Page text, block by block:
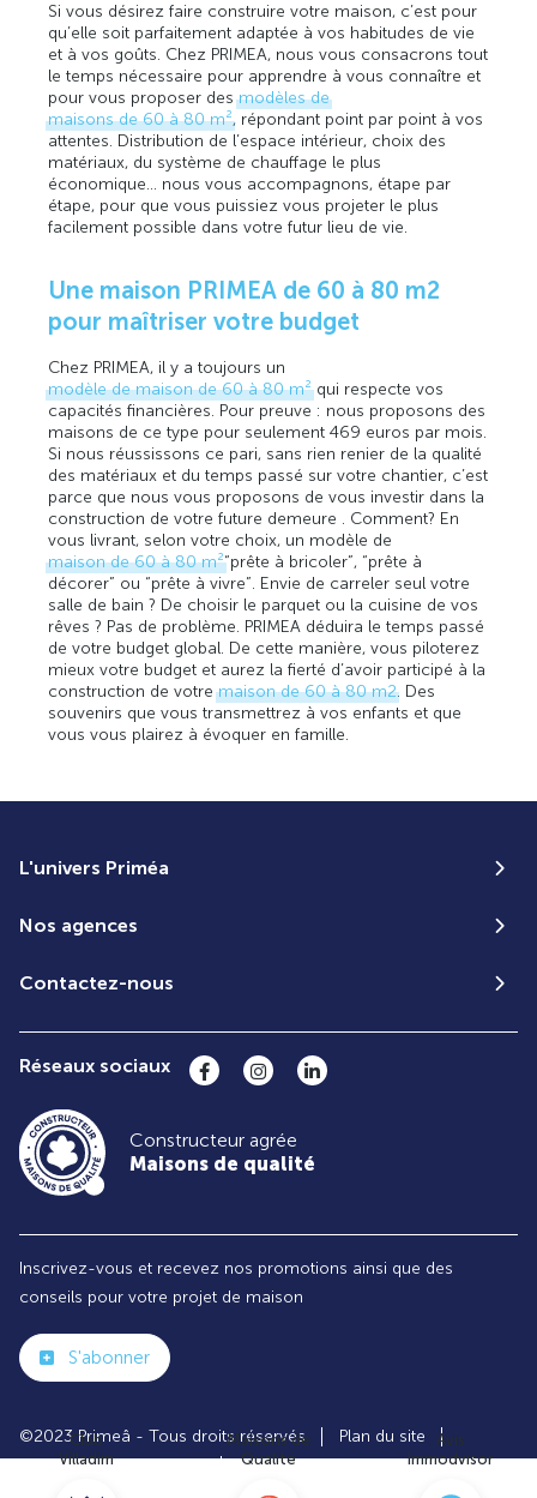
Club
Villadim
Maisons de
Qualité
Avis
Immodvisor
Si vous désirez faire construire votre maison, c’est pour
qu’elle soit parfaitement adaptée à vos habitudes de vie
et à vos goûts. Chez PRIMEA, nous vous consacrons tout
le temps nécessaire pour apprendre à vous connaître et
pour vous proposer desmodèles de
maisons de 60 à 80 m², répondant point par point à vos
attentes. Distribution de l’espace intérieur, choix des
matériaux, du système de chauffage le plus
économique… nous vous accompagnons, étape par
étape, pour que vous puissiez vous projeter le plus
facilement possible dans votre futur lieu de vie.
Une maison PRIMEA de 60 à 80 m2
pour maîtriser votre budget
Chez PRIMEA, il y a toujours un
modèle de maison de 60 à 80 m²qui respecte vos
capacités financières. Pour preuve : nous proposons des
maisons de ce type pour seulement 469 euros par mois.
Si nous réussissons ce pari, sans rien renier de la qualité
des matériaux et du temps passé sur votre chantier, c’est
parce que nous vous proposons de vous investir dans la
construction de votre future demeure . Comment? En
vous livrant, selon votre choix, un modèle de
maison de 60 à 80 m²“prête à bricoler”, “prête à
décorer” ou “prête à vivre”. Envie de carreler seul votre
salle de bain ? De choisir le parquet ou la cuisine de vos
rêves ? Pas de problème. PRIMEA déduira le temps passé
de votre budget global. De cette manière, vous piloterez
mieux votre budget et aurez la fierté d’avoir participé à la
construction de votremaison de 60 à 80 m2. Des
souvenirs que vous transmettrez à vos enfants et que
vous vous plairez à évoquer en famille.
L'univers Priméa
Nos agences
Contactez-nous
Réseaux sociaux
Constructeur agrée
Maisons de qualité
Inscrivez-vous et recevez nos promotions ainsi que des
conseils pour votre projet de maison
S'abonner
©2023 Primeâ - Tous droits réservés
Plan du site
Paramètres des cookies
Politiques de Confidentialités